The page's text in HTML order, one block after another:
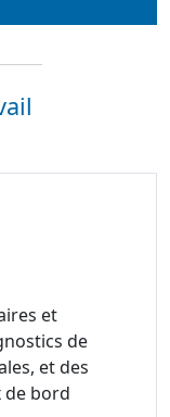
et
de
et des
de bord